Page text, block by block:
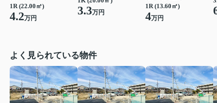
1R (22.00㎡)
4.2万円
3.3万円
1R (13.60㎡)
4万円
よく見られている物件